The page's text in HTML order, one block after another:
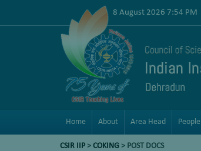
8 August 2026 7:54 PM
Home About Area Head People
CSIR IIP > COKING > POST DOCS